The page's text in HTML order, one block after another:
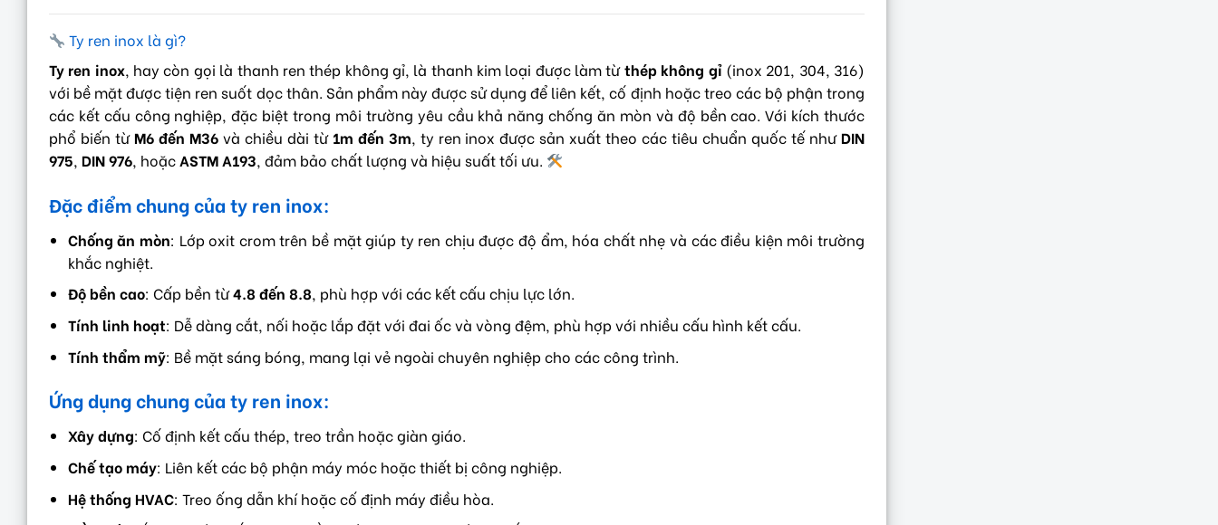
Ty ren inox là gì?
Ty ren inox, hay còn gọi là thanh ren thép không gỉ, là thanh kim loại được làm từthép không gỉ(inox 201, 304, 316)
với bề mặt được tiện ren suốt dọc thân. Sản phẩm này được sử dụng để liên kết, cố định hoặc treo các bộ phận trong
các kết cấu công nghiệp, đặc biệt trong môi trường yêu cầu khả năng chống ăn mòn và độ bền cao. Với kích thước
phổ biến từM6 đến M36và chiều dài từ 1m đến 3m, ty ren inox được sản xuất theo các tiêu chuẩn quốc tế nhưDIN
975, DIN 976, hoặcASTM A193, đảm bảo chất lượng và hiệu suất tối ưu.
Đặc điểm chung của ty ren inox:
Chống ăn mòn: Lớp oxit crom trên bề mặt giúp ty ren chịu được độ ẩm, hóa chất nhẹ và các điều kiện môi trường
khắc nghiệt.
Độ bền cao: Cấp bền từ4.8 đến 8.8, phù hợp với các kết cấu chịu lực lớn.
Tính linh hoạt: Dễ dàng cắt, nối hoặc lắp đặt với đai ốc và vòng đệm, phù hợp với nhiều cấu hình kết cấu.
Tính thẩm mỹ: Bề mặt sáng bóng, mang lại vẻ ngoài chuyên nghiệp cho các công trình.
Ứng dụng chung của ty ren inox:
Xây dựng: Cố định kết cấu thép, treo trần hoặc giàn giáo.
Chế tạo máy: Liên kết các bộ phận máy móc hoặc thiết bị công nghiệp.
Hệ thống HVAC: Treo ống dẫn khí hoặc cố định máy điều hòa.